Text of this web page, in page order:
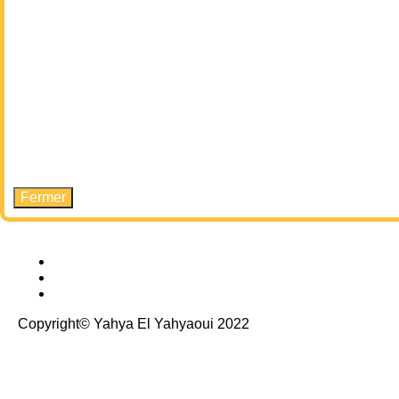
Fermer
Copyright© Yahya El Yahyaoui 2022